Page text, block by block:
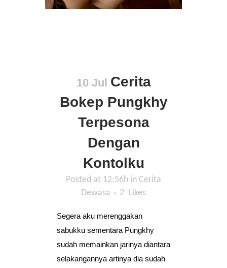
10 Jul Cerita
Bokep Pungkhy
Terpesona
Dengan
Kontolku
Posted at 12:56h in Cerita
Dewasa
2 Likes
Segera aku merenggakan
sabukku sementara Pungkhy
sudah memainkan jarinya diantara
selakangannya artinya dia sudah